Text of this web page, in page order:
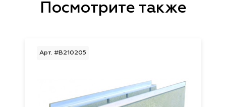
Посмотрите также
Арт. #B210205